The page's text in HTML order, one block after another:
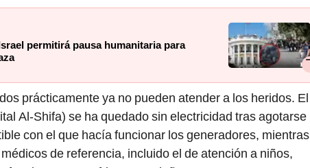
permitirá pausa humanitaria para
prácticamente ya no pueden atender a los heridos. El
Al-Shifa) se ha quedado sin electricidad tras agotarse
con el que hacía funcionar los generadores, mientras
de referencia, incluido el de atención a niños,